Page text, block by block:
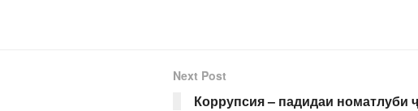
Next Post
Коррупсия – падидаи номатлуби